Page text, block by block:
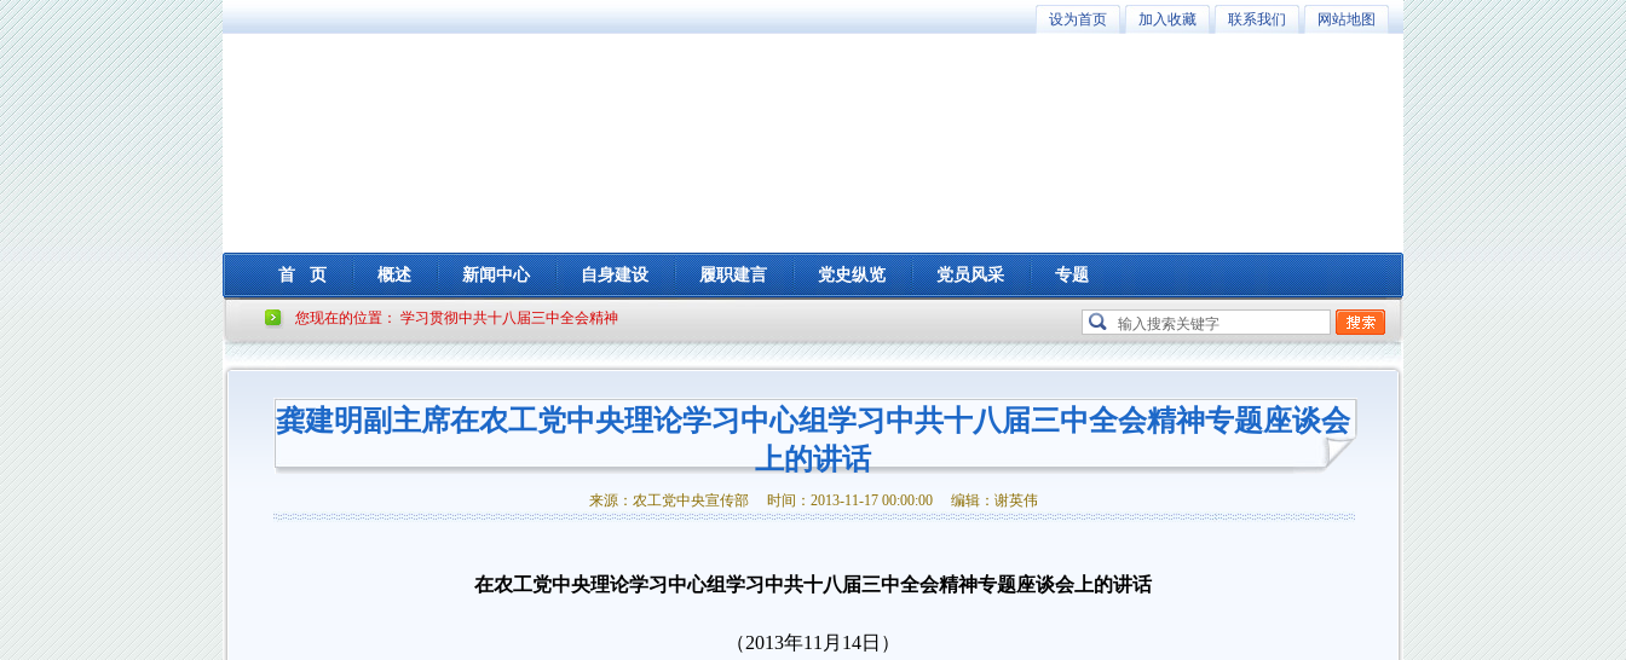
设为首页 加入收藏 联系我们 网站地图
首 页 概述 新闻中心 自身建设 履职建言 党史纵览 党员风采 专题
您现在的位置： 学习贯彻中共十八届三中全会精神
龚建明副主席在农工党中央理论学习中心组学习中共十八届三中全会精神专题座谈会
上的讲话
来源：农工党中央宣传部 时间：2013-11-17 00:00:00 编辑：谢英伟
在农工党中央理论学习中心组学习中共十八届三中全会精神专题座谈会上的讲话
（2013年11 月 14日）